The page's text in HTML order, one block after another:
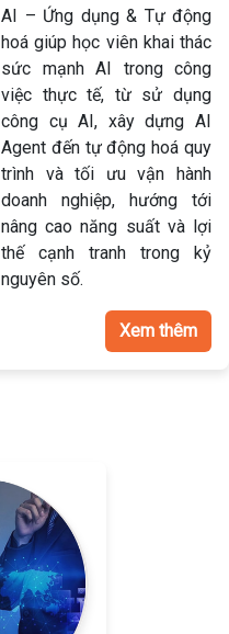
AI – Ứng dụng & Tự động
hoá giúp học viên khai thác
sức mạnh AI trong công
việc thực tế, từ sử dụng
công cụ AI, xây dựng AI
Agent đến tự động hoá quy
trình và tối ưu vận hành
doanh nghiệp, hướng tới
nâng cao năng suất và lợi
thế cạnh tranh trong kỷ
nguyên số.
Xem thêm